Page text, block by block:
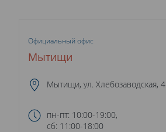
Официальный офис
Мытищи
Мытищи, ул. Хлебозаводская, 4
пн-пт: 10:00-19:00,
сб: 11:00-18:00